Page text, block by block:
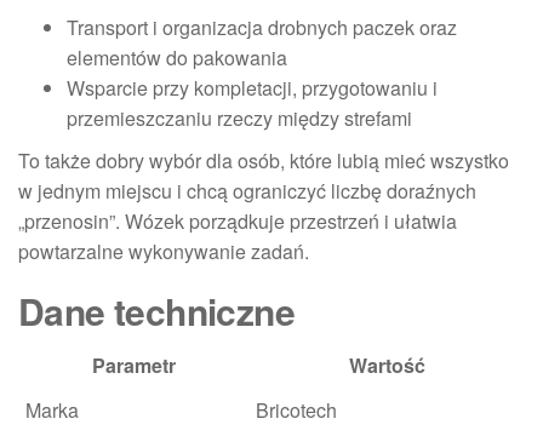
Transport i organizacja drobnych paczek oraz
elementów do pakowania
Wsparcie przy kompletacji, przygotowaniu i
przemieszczaniu rzeczy między strefami
To także dobry wybór dla osób, które lubią mieć wszystko
w jednym miejscu i chcą ograniczyć liczbę doraźnych
„przenosin”. Wózek porządkuje przestrzeń i ułatwia
powtarzalne wykonywanie zadań.
Dane techniczne
Parametr
Wartość
Marka
Bricotech